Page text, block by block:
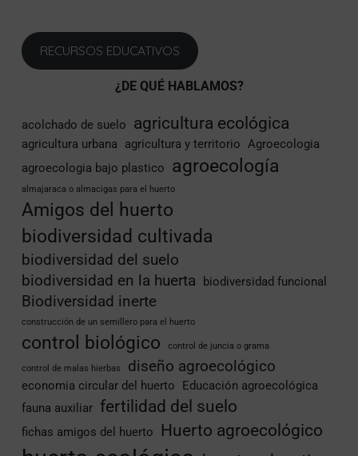
RECURSOS EDUCATIVOS
¿DE QUÉ HABLAMOS?
acolchado de suelo agricultura ecológica
agricultura urbana agricultura y territorio Agroecologia
agroecologia bajo plastico
agroecología
almajaraca o almacigas para el huerto
Amigos del huerto
biodiversidad cultivada
biodiversidad del suelo
biodiversidad en la huerta
biodiversidad funcional
Biodiversidad inerte
construcción de un semillero para el huerto
control biológico control de juncia o grama
control de malas hierbas diseño agroecológico
economia circular del huerto
Educación agroecológica
fauna auxiliar fertilidad del suelo
fichas amigos del huerto Huerto agroecológico